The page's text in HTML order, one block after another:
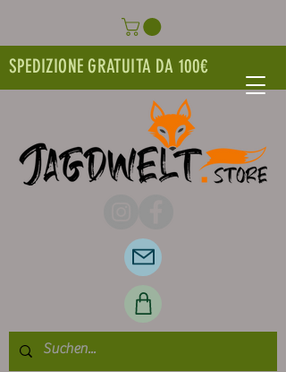
SPEDIZIONE GRATUITA DA 100€